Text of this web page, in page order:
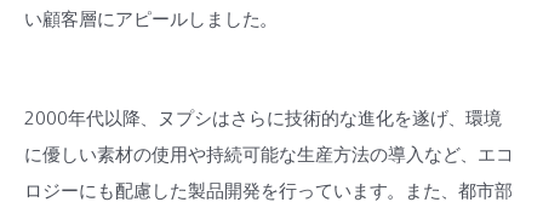
い顧客層にアピールしました。
2000年代以降、ヌプシはさらに技術的な進化を遂げ、環境
に優しい素材の使用や持続可能な生産方法の導入など、エコ
ロジーにも配慮した製品開発を行っています。また、都市部